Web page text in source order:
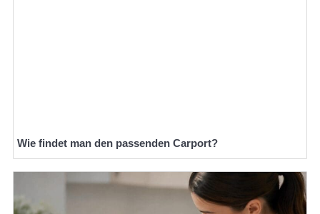
Wie findet man den passenden Carport?